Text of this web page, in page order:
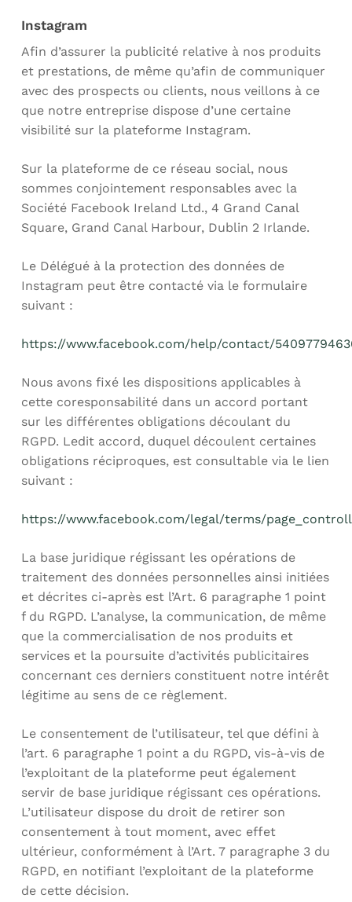
Instagram
Afin d’assurer la publicité relative à nos produits
et prestations, de même qu’afin de communiquer
avec des prospects ou clients, nous veillons à ce
que notre entreprise dispose d’une certaine
visibilité sur la plateforme Instagram.
Sur la plateforme de ce réseau social, nous
sommes conjointement responsables avec la
Société Facebook Ireland Ltd., 4 Grand Canal
Square, Grand Canal Harbour, Dublin 2 Irlande.
Le Délégué à la protection des données de
Instagram peut être contacté via le formulaire
suivant :
https://www.facebook.com/help/contact/
Nous avons fixé les dispositions applicables à
cette coresponsabilité dans un accord portant
sur les différentes obligations découlant du
RGPD. Ledit accord, duquel découlent certaines
obligations réciproques, est consultable via le lien
suivant :
https://www.facebook.com/legal/terms/
La base juridique régissant les opérations de
traitement des données personnelles ainsi initiées
et décrites ci-après est l’Art. 6 paragraphe 1 point
f du RGPD. L’analyse, la communication, de même
que la commercialisation de nos produits et
services et la poursuite d’activités publicitaires
concernant ces derniers constituent notre intérêt
légitime au sens de ce règlement.
Le consentement de l’utilisateur, tel que défini à
l’art. 6 paragraphe 1 point a du RGPD, vis-à-vis de
l’exploitant de la plateforme peut également
servir de base juridique régissant ces opérations.
L’utilisateur dispose du droit de retirer son
consentement à tout moment, avec effet
ultérieur, conformément à l’Art. 7 paragraphe 3 du
RGPD, en notifiant l’exploitant de la plateforme
de cette décision.